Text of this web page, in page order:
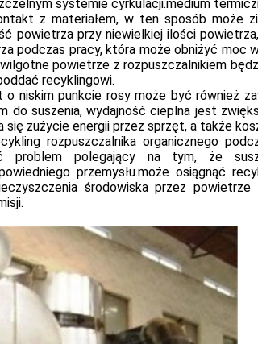
systemie cyrkulacji.medium
z materiałem, w ten sposób może
powietrza przy niewielkiej ilości
podczas pracy, która może obniżyć moc
powietrze z rozpuszczalnikiem
recyklingowi.
niskim punkcie rosy może być również
do suszenia, wydajność cieplna jest
zużycie energii przez sprzęt, a także
rozpuszczalnika organicznego
problem polegający na tym, że
przemysłu.może osiągnąć
środowiska przez